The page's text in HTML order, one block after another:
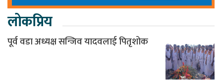
लोकप्रिय
पूर्व वडा अध्यक्ष सन्जिव यादवलाई पितृशोक